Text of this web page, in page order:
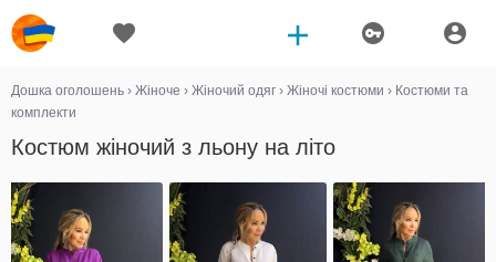
Дошка оголошень › Жіноче › Жіночий одяг › Жіночі костюми › Костюми та
комплекти
Костюм жіночий з льону на літо